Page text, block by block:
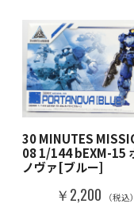
30 MINUTES
08 1/144 bEXM-15
ノヴァ[ブルー]
￥2,200 （税込）